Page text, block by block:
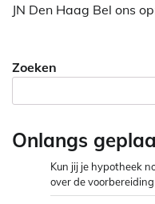
JN Den Haag Bel ons
Zoeken
Onlangs
Kun jij je hypotheek
over de voorbereiding